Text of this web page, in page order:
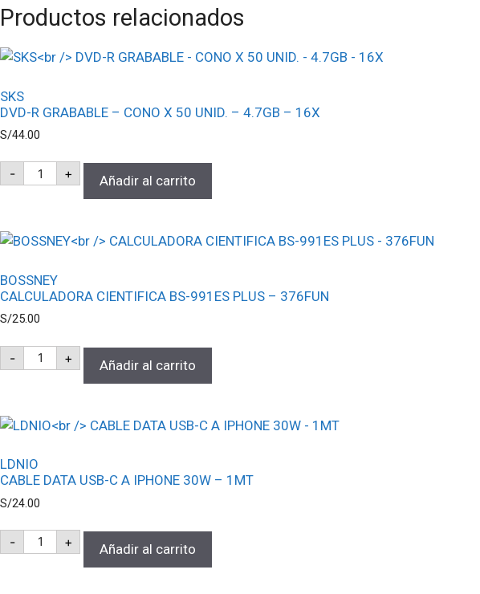
Productos relacionados
SKS
DVD-R GRABABLE – CONO X 50 UNID. – 4.7GB – 16X
S/44.00
- SKS
DVD-
CONO
X
UNID.
-
4.7GB
-
cantidad
+ Añadir al carrito
BOSSNEY
CALCULADORA CIENTIFICA BS-991ES PLUS – 376FUN
S/25.00
- BOSSNEY
CALCULADORA
PLUS
-
cantidad
+ Añadir al carrito
LDNIO
CABLE DATA USB-C A IPHONE 30W – 1MT
S/24.00
- LDNIO
CABLE + Añadir al carrito